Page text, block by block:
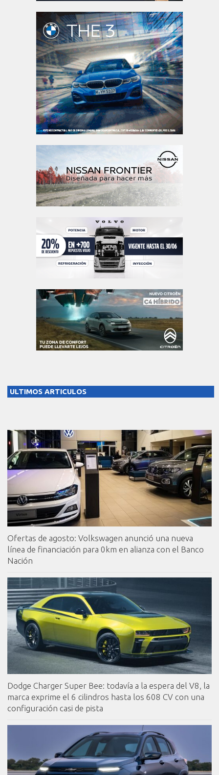
ULTIMOS ARTICULOS
Ofertas de agosto: Volkswagen anunció una nueva
línea de financiación para 0km en alianza con el Banco
Nación
Dodge Charger Super Bee: todavía a la espera del V8, la
marca exprime el 6 cilindros hasta los 608 CV con una
configuración casi de pista